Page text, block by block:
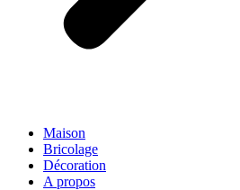
Maison
Bricolage
Décoration
A propos